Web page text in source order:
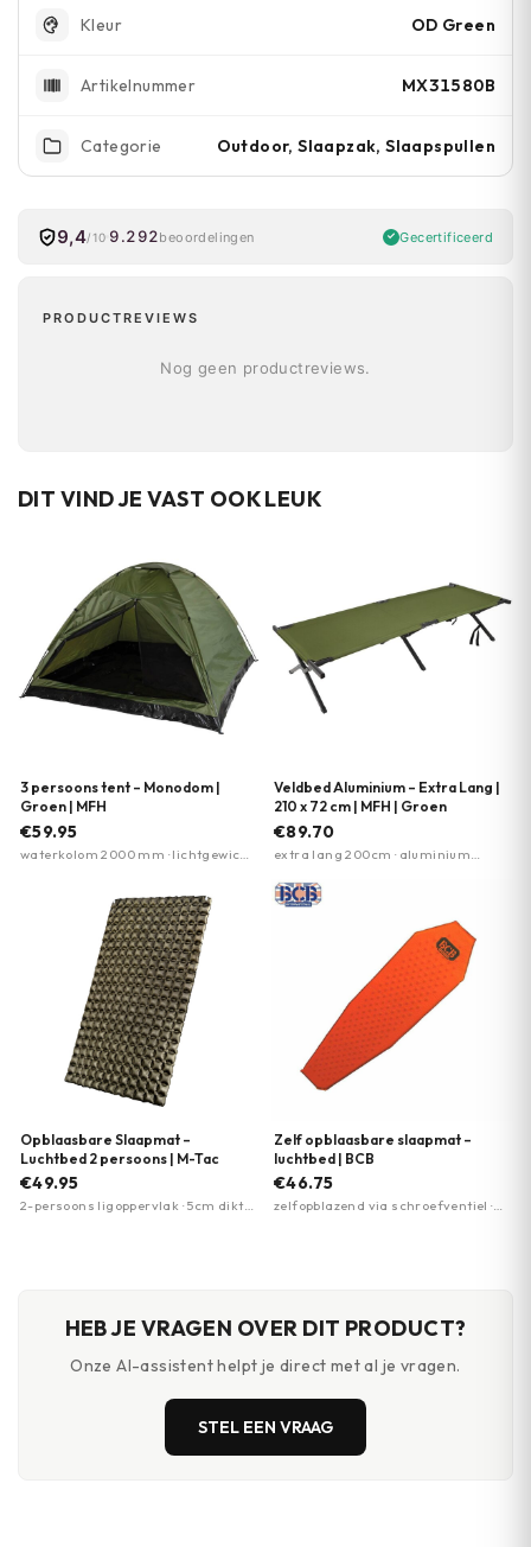
Kleur OD Green
Artikelnummer MX31580B
Categorie Outdoor, Slaapzak, Slaapspullen
9,4/10 9.292beoordelingen Gecertificeerd
PRODUCTREVIEWS
Nog geen productreviews.
DIT VIND JE VAST OOK LEUK
3 persoons tent – Monodom |
Groen | MFH
€59.95
waterkolom 2000 mm · lichtgewicht
Veldbed Aluminium – Extra Lang |
210 x 72 cm | MFH | Groen
€89.70
extra lang 200cm · aluminium
Opblaasbare Slaapmat –
Luchtbed 2 persoons | M-Tac
€49.95
2-persoons ligoppervlak · 5cm dikte
Zelf opblaasbare slaapmat –
luchtbed | BCB
€46.75
zelfopblazend via schroefventiel ·
HEB JE VRAGEN OVER DIT PRODUCT?
Onze AI-assistent helpt je direct met al je vragen.
STEL EEN VRAAG